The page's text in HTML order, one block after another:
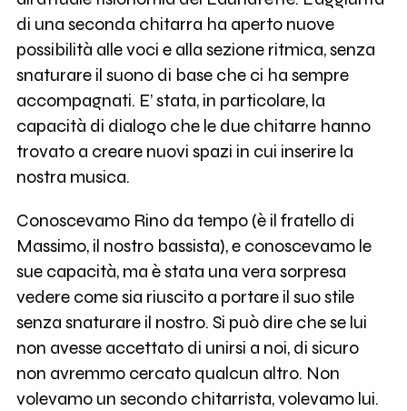
di una seconda chitarra ha aperto nuove
possibilità alle voci e alla sezione ritmica, senza
snaturare il suono di base che ci ha sempre
accompagnati. E’ stata, in particolare, la
capacità di dialogo che le due chitarre hanno
trovato a creare nuovi spazi in cui inserire la
nostra musica.
Conoscevamo Rino da tempo (è il fratello di
Massimo, il nostro bassista), e conoscevamo le
sue capacità, ma è stata una vera sorpresa
vedere come sia riuscito a portare il suo stile
senza snaturare il nostro. Si può dire che se lui
non avesse accettato di unirsi a noi, di sicuro
non avremmo cercato qualcun altro. Non
volevamo un secondo chitarrista, volevamo lui.